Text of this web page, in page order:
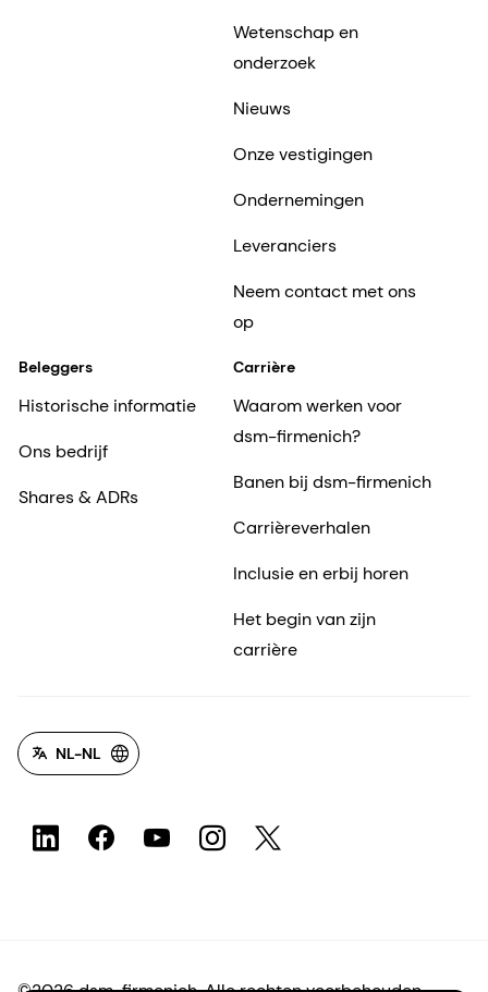
Wetenschap en
onderzoek
Nieuws
Onze vestigingen
Ondernemingen
Leveranciers
Neem contact met ons
op
Beleggers
Historische informatie
Ons bedrijf
Shares & ADRs
Carrière
Waarom werken voor
dsm-firmenich?
Banen bij dsm-firmenich
Carrièreverhalen
Inclusie en erbij horen
Het begin van zijn
carrière
NL-NL